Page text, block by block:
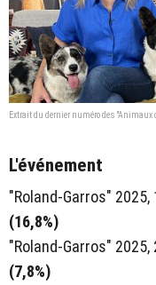
Extrait du dernier numéro des "Animaux
L'événement
"Roland-Garros"
(16,8%)
"Roland-Garros"
(7,8%)